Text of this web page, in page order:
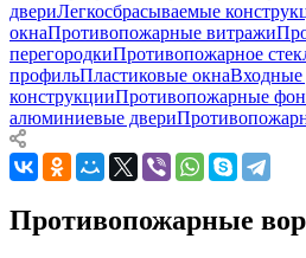
двериЛегкосбрасываемые
окнаПротивопожарные витражи
перегородкиПротивопожарное
профильПластиковые окнаВходные
конструкцииПротивопожарные
алюминиевые двери
Противопожарные